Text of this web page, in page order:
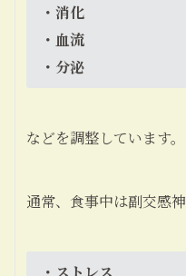
・消化
・血流
・分泌
などを調整しています。
通常、食事中は副交感
・ストレス